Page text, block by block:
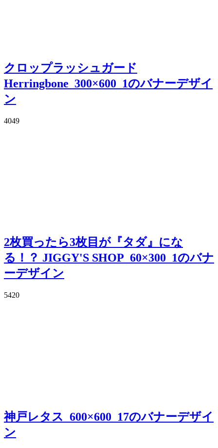
クロップラッシュガード
Herringbone_300×600_1のバナーデザイ
ン
4049
2枚買ったら3枚目が『タダ』にな
る！？ JIGGY'S SHOP_60×300_1のバナ
ーデザイン
5420
神戸レタス_600×600_17のバナーデザイ
ン